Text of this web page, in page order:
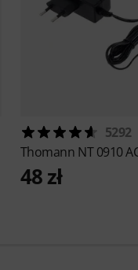
5292
Thomann NT 0910
48 zł